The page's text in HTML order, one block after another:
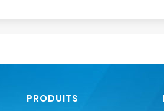
PRODUITS